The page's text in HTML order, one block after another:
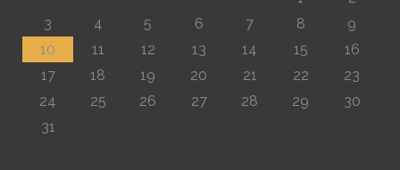
3
4 5 6 7 8
9
10
11 12 13 14 15
16
17
18 19 20 21 22
23
24
25 26 27 28 29
30
31